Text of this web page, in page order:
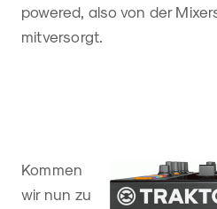
powered, also von der
mitversorgt.
Kommen
wir nun zu